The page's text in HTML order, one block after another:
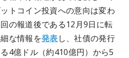
トコイン投資への意向は変わ
の報道後である12月9日に転
な情報を発表し、社債の発行
4億ドル（約410億円）から5